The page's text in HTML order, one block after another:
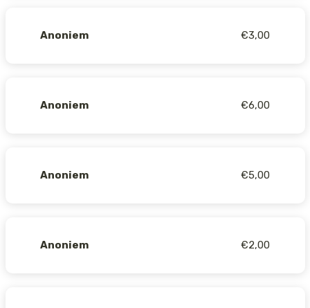
Anoniem €3,00
Anoniem €6,00
Anoniem €5,00
Anoniem €2,00